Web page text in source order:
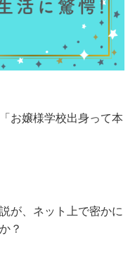
お嬢様学校出身って本
が、ネット上で密かに
？